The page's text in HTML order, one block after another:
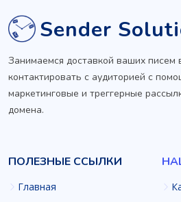
Sender
Занимаемся доставкой ваших писем
контактировать с аудиторией с
маркетинговые и треггерные
домена.
ПОЛЕЗНЫЕ ССЫЛКИ
Главная